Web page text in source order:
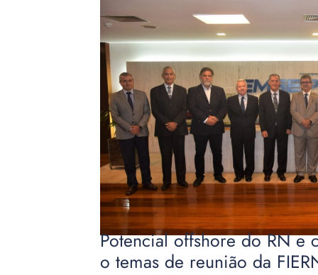
Potencial offshore do RN e
o temas de reunião da